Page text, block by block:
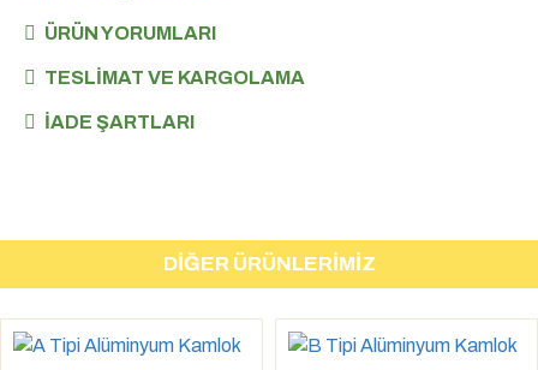
ÜRÜN YORUMLARI
TESLIMAT VE KARGOLAMA
İADE ŞARTLARI
DIĞER ÜRÜNLERIMIZ